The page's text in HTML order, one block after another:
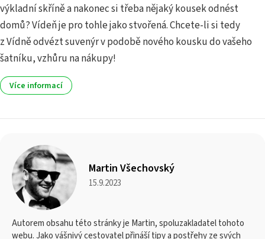
výkladní skříně a nakonec si třeba nějaký kousek odnést
domů? Vídeň je pro tohle jako stvořená. Chcete-li si tedy
z Vídně odvézt suvenýr v podobě nového kousku do vašeho
šatníku, vzhůru na nákupy!
Více informací
Martin Všechovský
15.9.2023
Autorem obsahu této stránky je Martin, spoluzakladatel tohoto
webu. Jako vášnivý cestovatel přináší tipy a postřehy ze svých